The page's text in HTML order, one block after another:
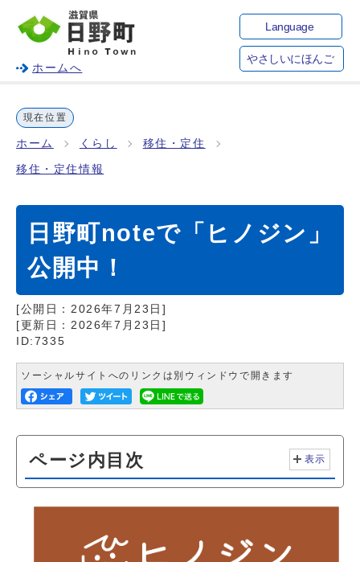
ホームへ
Language
やさしいにほんご
現在位置
ホーム くらし 移住・定住
移住・定住情報
日野町noteで「ヒノジン」
公開中！
[公開日： 2026年7月23日 ]
[更新日： 2026年7月23日 ]
ID:7335
ソーシャルサイトへのリンクは別ウィンドウで開きます
ページ内目次 表示